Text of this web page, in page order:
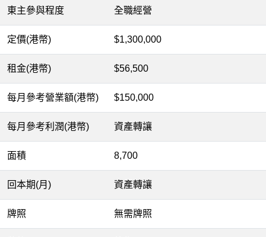
東主參與程度 全職經營
定價(港幣) $1,300,000
租金(港幣) $56,500
每月參考營業額(港幣) $150,000
每月參考利潤(港幣) 資產轉讓
面積 8,700
回本期(月) 資產轉讓
牌照 無需牌照